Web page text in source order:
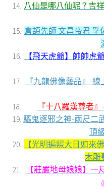
八仙是哪八仙呢？吉
倉頡先師 文昌帝君 孚
【飛天虎爺】帥帥虎
『九龍佛像藝品』-
『十八羅漢尊者
驅鬼逐邪之神-兩尺二
頂
【光明遍照大日如來
木雕
【莊嚴地母娘娘】